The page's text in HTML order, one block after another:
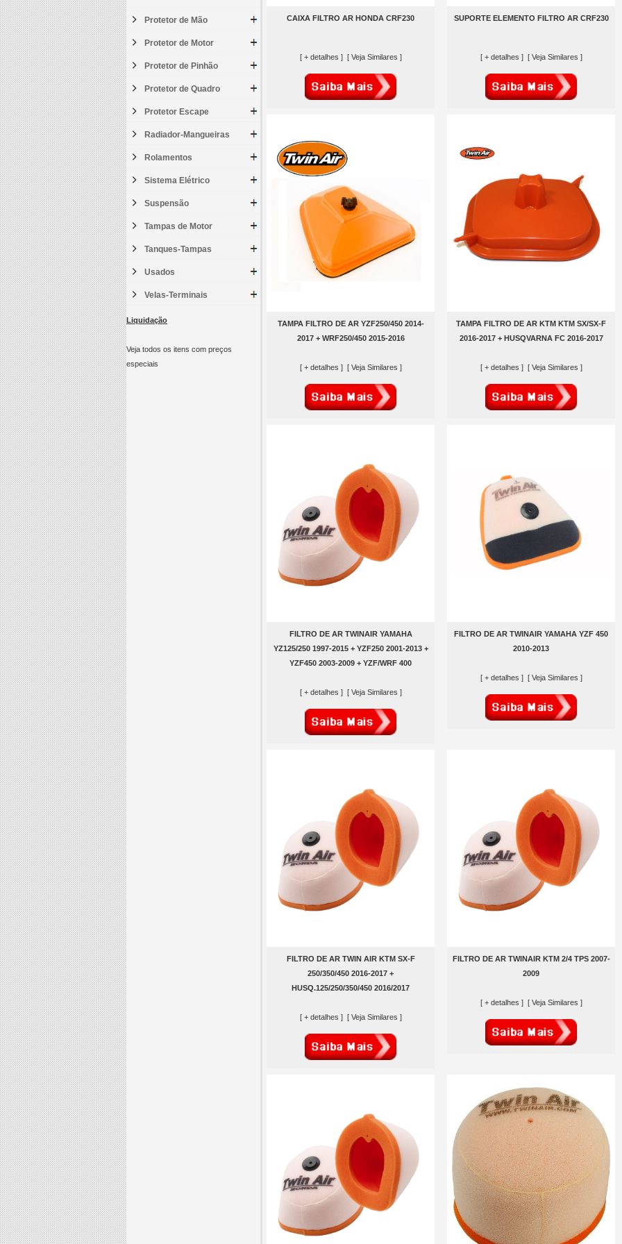
Protetor de Mão
Protetor de Motor
Protetor de Pinhão
Protetor de Quadro
Protetor Escape
Radiador-Mangueiras
Rolamentos
Sistema Elétrico
Suspensão
Tampas de Motor
Tanques-Tampas
Usados
Velas-Terminais
Liquidação
Veja todos os itens com preços
especiais
CAIXA FILTRO AR HONDA CRF230
[ + detalhes ] [ Veja Similares ]
SUPORTE ELEMENTO FILTRO AR CRF230
[ + detalhes ] [ Veja Similares ]
TAMPA FILTRO DE AR YZF250/450 2014-
2017 + WRF250/450 2015-2016
[ + detalhes ] [ Veja Similares ]
TAMPA FILTRO DE AR KTM KTM SX/SX-F
2016-2017 + HUSQVARNA FC 2016-2017
[ + detalhes ] [ Veja Similares ]
FILTRO DE AR TWINAIR YAMAHA
YZ125/250 1997-2015 + YZF250 2001-2013 +
YZF450 2003-2009 + YZF/WRF 400
[ + detalhes ] [ Veja Similares ]
FILTRO DE AR TWINAIR YAMAHA YZF 450
2010-2013
[ + detalhes ] [ Veja Similares ]
FILTRO DE AR TWIN AIR KTM SX-F
250/350/450 2016-2017 +
HUSQ.125/250/350/450 2016/2017
[ + detalhes ] [ Veja Similares ]
FILTRO DE AR TWINAIR KTM 2/4 TPS 2007-
2009
[ + detalhes ] [ Veja Similares ]